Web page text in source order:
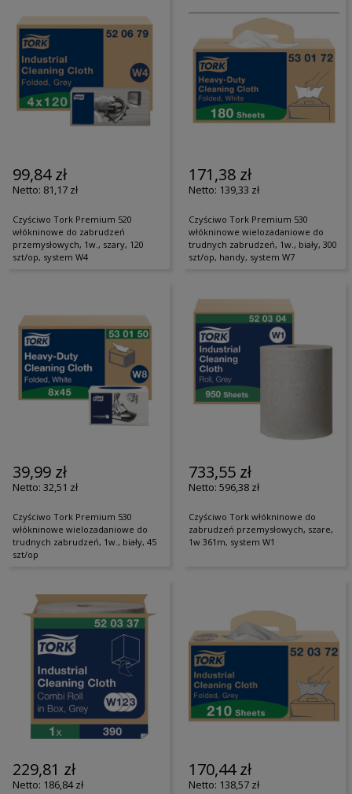
99,84 zł
81,17 zł
Czyściwo Tork Premium 520
włókninowe do zabrudzeń
przemysłowych, 1w., szary, 120
szt/op, system W4
171,38 zł
139,33 zł
Czyściwo Tork Premium 530
włókninowe wielozadaniowe do
trudnych zabrudzeń, 1w., biały, 300
szt/op, handy, system W7
39,99 zł
32,51 zł
Czyściwo Tork Premium 530
włókninowe wielozadaniowe do
trudnych zabrudzeń, 1w., biały, 45
szt/op
733,55 zł
596,38 zł
Czyściwo Tork włókninowe do
zabrudzeń przemysłowych, szare,
1w 361m, system W1
229,81 zł
186,84 zł
170,44 zł
138,57 zł